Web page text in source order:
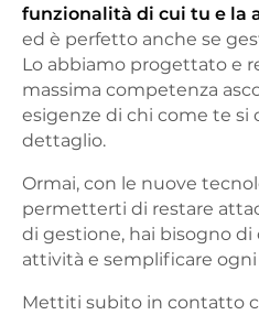
funzionalità di cui tu e la
ed è perfetto anche se
Lo abbiamo progettato e
massima competenza
esigenze di chi come te si
dettaglio.
Ormai, con le nuove
permetterti di restare
di gestione, hai bisogno di
attività e semplificare ogni
Mettiti subito in contatto